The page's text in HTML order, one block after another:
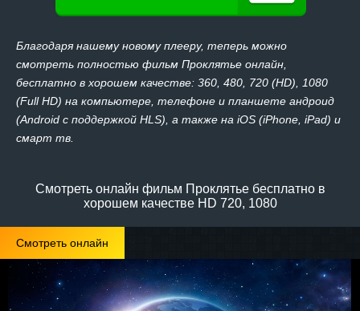
Благодаря нашему новому плееру, теперь можно
смотреть полностью фильм Проклятье онлайн,
бесплатно в хорошем качестве: 360, 480, 720 (HD), 1080
(Full HD) на компьютере, телефоне и планшете андроид
(Android с поддержкой HLS), а также на iOS (iPhone, iPad) и
смарт тв.
Смотреть онлайн фильм Проклятье бесплатно в
хорошем качестве HD 720, 1080
Смотреть онлайн